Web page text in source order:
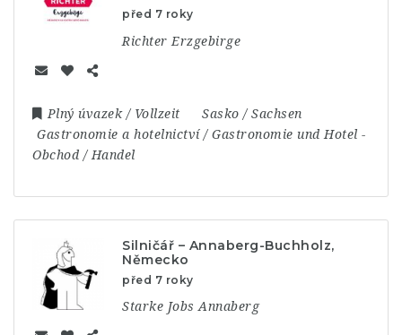
před 7 roky
Richter Erzgebirge
Plný úvazek / Vollzeit
Sasko / Sachsen
Gastronomie a hotelnictví / Gastronomie und Hotel -
Obchod / Handel
Silničář – Annaberg-Buchholz,
Německo
před 7 roky
Starke Jobs Annaberg